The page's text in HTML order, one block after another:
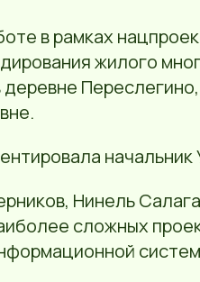
в рамках
жилого
начальник
Нинель
сложных